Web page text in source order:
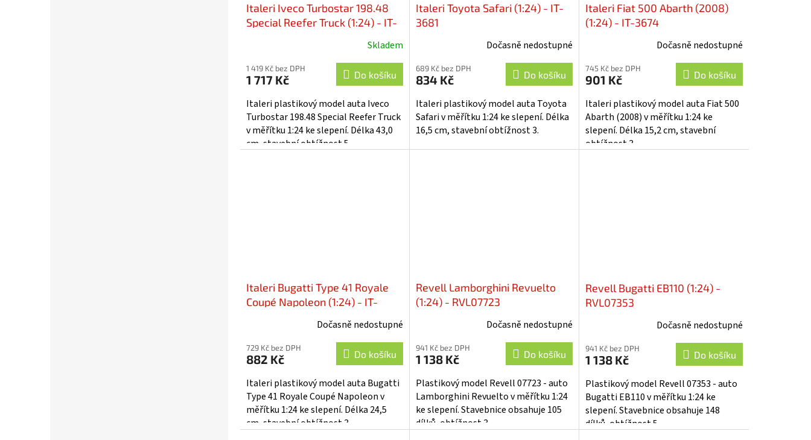
Italeri Iveco Turbostar 198.48
Special Reefer Truck (1:24) - IT-
Skladem
1 419 Kč bez DPH
1 717 Kč Do košíku
Italeri plastikový model auta Iveco
Turbostar 198.48 Special Reefer Truck
v měřítku 1:24 ke slepení. Délka 43,0
cm, stavební obtížnost 5.
Italeri Toyota Safari (1:24) - IT-
3681
Dočasně nedostupné
689 Kč bez DPH
834 Kč Do košíku
Italeri plastikový model auta Toyota
Safari v měřítku 1:24 ke slepení. Délka
16,5 cm, stavební obtížnost 3.
Italeri Fiat 500 Abarth (2008)
(1:24) - IT-3674
Dočasně nedostupné
745 Kč bez DPH
901 Kč Do košíku
Italeri plastikový model auta Fiat 500
Abarth (2008) v měřítku 1:24 ke
slepení. Délka 15,2 cm, stavební
obtížnost 3.
Italeri Bugatti Type 41 Royale
Coupé Napoleon (1:24) - IT-
Dočasně nedostupné
729 Kč bez DPH
882 Kč Do košíku
Italeri plastikový model auta Bugatti
Type 41 Royale Coupé Napoleon v
měřítku 1:24 ke slepení. Délka 24,5
cm, stavební obtížnost 3.
Revell Lamborghini Revuelto
(1:24) - RVL07723
Dočasně nedostupné
941 Kč bez DPH
1 138 Kč Do košíku
Plastikový model Revell 07723 - auto
Lamborghini Revuelto v měřítku 1:24
ke slepení. Stavebnice obsahuje 105
dílků, obtížnost 3.
Revell Bugatti EB110 (1:24) -
RVL07353
Dočasně nedostupné
941 Kč bez DPH
1 138 Kč Do košíku
Plastikový model Revell 07353 - auto
Bugatti EB110 v měřítku 1:24 ke
slepení. Stavebnice obsahuje 148
dílků, obtížnost 5.